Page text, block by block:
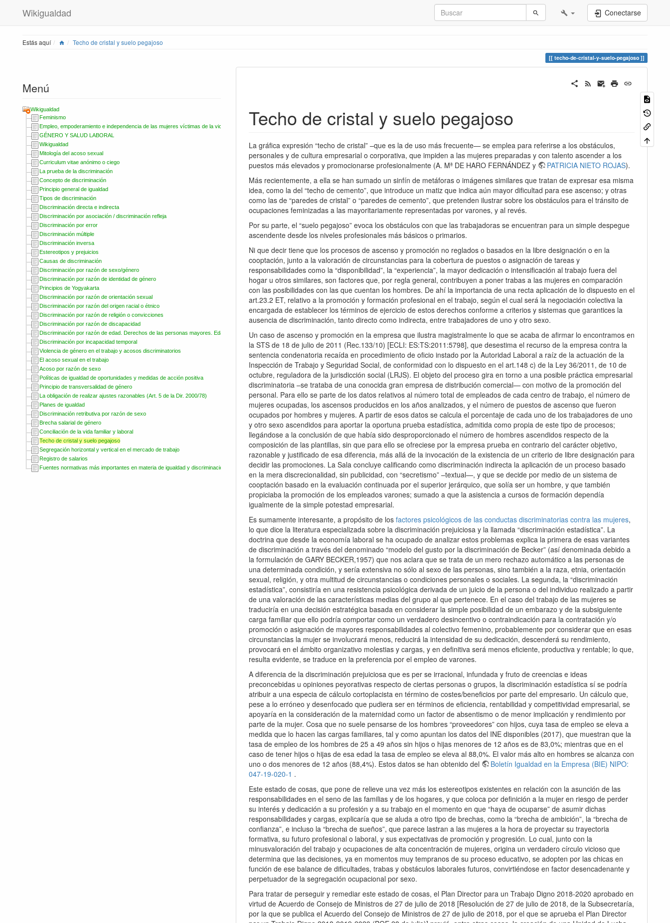
Wikigualdad Conectarse
Estás aquí HomeTecho de cristal y suelo pegajoso
techo-de-cristal-y-suelo-pegajoso
Menú
Wikigualdad
Feminismo
Empleo, empoderamiento e independencia de las mujeres víctimas de la violencia de género
GÉNERO Y SALUD LABORAL
Wikigualdad
Mitología del acoso sexual
Curriculum vitae anónimo o ciego
La prueba de la discriminación
Concepto de discriminación
Principio general de igualdad
Tipos de discriminación
Discriminación directa e indirecta
Discriminación por asociación / discriminación refleja
Discriminación por error
Discriminación múltiple
Discriminación inversa
Estereotipos y prejuicios
Causas de discriminación
Discriminación por razón de sexo/género
Discriminación por razón de identidad de género
Principios de Yogyakarta
Discriminación por razón de orientación sexual
Discriminación por razón del origen racial o étnico
Discriminación por razón de religión o convicciones
Discriminación por razón de discapacidad
Discriminación por razón de edad. Derechos de las personas mayores. Edadismo
Discriminación por incapacidad temporal
Violencia de género en el trabajo y acosos discriminatorios
El acoso sexual en el trabajo
Acoso por razón de sexo
Políticas de igualdad de oportunidades y medidas de acción positiva
Principio de transversalidad de género
La obligación de realizar ajustes razonables (Art. 5 de la Dir. 2000/78)
Planes de igualdad
Discriminación retributiva por razón de sexo
Brecha salarial de género
Conciliación de la vida familiar y laboral
Techo de cristal y suelo pegajoso
Segregación horizontal y vertical en el mercado de trabajo
Registro de salarios
Fuentes normativas más importantes en materia de igualdad y discriminación
Techo de cristal y suelo pegajoso
La gráfica expresión “techo de cristal” –que es la de uso más frecuente— se emplea para referirse a los obstáculos,
personales y de cultura empresarial o corporativa, que impiden a las mujeres preparadas y con talento ascender a los
puestos más elevados y promocionarse profesionalmente (A. Mª DE HARO FERNÁNDEZ y
PATRICIA NIETO ROJAS).
Más recientemente, a ella se han sumado un sinfín de metáforas o imágenes similares que tratan de expresar esa misma
idea, como la del “techo de cemento”, que introduce un matiz que indica aún mayor dificultad para ese ascenso; y otras
como las de “paredes de cristal” o “paredes de cemento”, que pretenden ilustrar sobre los obstáculos para el tránsito de
ocupaciones feminizadas a las mayoritariamente representadas por varones, y al revés.
Por su parte, el “suelo pegajoso” evoca los obstáculos con que las trabajadoras se encuentran para un simple despegue
ascendente desde los niveles profesionales más básicos o primarios.
Ni que decir tiene que los procesos de ascenso y promoción no reglados o basados en la libre designación o en la
cooptación, junto a la valoración de circunstancias para la cobertura de puestos o asignación de tareas y
responsabilidades como la “disponibilidad”, la “experiencia”, la mayor dedicación o intensificación al trabajo fuera del
hogar u otros similares, son factores que, por regla general, contribuyen a poner trabas a las mujeres en comparación
con las posibilidades con las que cuentan los hombres. De ahí la importancia de una recta aplicación de lo dispuesto en el
art.23.2 ET, relativo a la promoción y formación profesional en el trabajo, según el cual será la negociación colectiva la
encargada de establecer los términos de ejercicio de estos derechos conforme a criterios y sistemas que garantices la
ausencia de discriminación, tanto directo como indirecta, entre trabajadores de uno y otro sexo.
Un caso de ascenso y promoción en la empresa que ilustra magistralmente lo que se acaba de afirmar lo encontramos en
la STS de 18 de julio de 2011 (Rec.133/10) [ECLI: ES:TS:2011:5798], que desestima el recurso de la empresa contra la
sentencia condenatoria recaída en procedimiento de oficio instado por la Autoridad Laboral a raíz de la actuación de la
Inspección de Trabajo y Seguridad Social, de conformidad con lo dispuesto en el art.148 c) de la Ley 36/2011, de 10 de
octubre, reguladora de la jurisdicción social (LRJS). El objeto del proceso gira en torno a una posible práctica empresarial
discriminatoria –se trataba de una conocida gran empresa de distribución comercial— con motivo de la promoción del
personal. Para ello se parte de los datos relativos al número total de empleados de cada centro de trabajo, el número de
mujeres ocupadas, los ascensos producidos en los años analizados, y el número de puestos de ascenso que fueron
ocupados por hombres y mujeres. A partir de esos datos se calcula el porcentaje de cada uno de los trabajadores de uno
y otro sexo ascendidos para aportar la oportuna prueba estadística, admitida como propia de este tipo de procesos;
llegándose a la conclusión de que había sido desproporcionado el número de hombres ascendidos respecto de la
composición de las plantillas, sin que para ello se ofreciese por la empresa prueba en contrario del carácter objetivo,
razonable y justificado de esa diferencia, más allá de la invocación de la existencia de un criterio de libre designación para
decidir las promociones. La Sala concluye calificando como discriminación indirecta la aplicación de un proceso basado
en la mera discrecionalidad, sin publicidad, con “secretismo” –textual—, y que se decide por medio de un sistema de
cooptación basado en la evaluación continuada por el superior jerárquico, que solía ser un hombre, y que también
propiciaba la promoción de los empleados varones; sumado a que la asistencia a cursos de formación dependía
igualmente de la simple potestad empresarial.
Es sumamente interesante, a propósito de los factores psicológicos de las conductas discriminatorias contra las mujeres,
lo que dice la literatura especializada sobre la discriminación prejuiciosa y la llamada “discriminación estadística”. La
doctrina que desde la economía laboral se ha ocupado de analizar estos problemas explica la primera de esas variantes
de discriminación a través del denominado “modelo del gusto por la discriminación de Becker” (así denominada debido a
la formulación de GARY BECKER,1957) que nos aclara que se trata de un mero rechazo automático a las personas de
una determinada condición, y sería extensiva no sólo al sexo de las personas, sino también a la raza, etnia, orientación
sexual, religión, y otra multitud de circunstancias o condiciones personales o sociales. La segunda, la “discriminación
estadística”, consistiría en una resistencia psicológica derivada de un juicio de la persona o del individuo realizado a partir
de una valoración de las características medias del grupo al que pertenece. En el caso del trabajo de las mujeres se
traduciría en una decisión estratégica basada en considerar la simple posibilidad de un embarazo y de la subsiguiente
carga familiar que ello podría comportar como un verdadero desincentivo o contraindicación para la contratación y/o
promoción o asignación de mayores responsabilidades al colectivo femenino, probablemente por considerar que en esas
circunstancias la mujer se involucrará menos, reducirá la intensidad de su dedicación, descenderá su rendimiento,
provocará en el ámbito organizativo molestias y cargas, y en definitiva será menos eficiente, productiva y rentable; lo que,
resulta evidente, se traduce en la preferencia por el empleo de varones.
A diferencia de la discriminación prejuiciosa que es per se irracional, infundada y fruto de creencias e ideas
preconcebidas u opiniones peyorativas respecto de ciertas personas o grupos, la discriminación estadística sí se podría
atribuir a una especia de cálculo cortoplacista en término de costes/beneficios por parte del empresario. Un cálculo que,
pese a lo erróneo y desenfocado que pudiera ser en términos de eficiencia, rentabilidad y competitividad empresarial, se
apoyaría en la consideración de la maternidad como un factor de absentismo o de menor implicación y rendimiento por
parte de la mujer. Cosa que no suele pensarse de los hombres “proveedores” con hijos, cuya tasa de empleo se eleva a
medida que lo hacen las cargas familiares, tal y como apuntan los datos del INE disponibles (2017), que muestran que la
tasa de empleo de los hombres de 25 a 49 años sin hijos o hijas menores de 12 años es de 83,0%; mientras que en el
caso de tener hijos o hijas de esa edad la tasa de empleo se eleva al 88,0%. El valor más alto en hombres se alcanza con
uno o dos menores de 12 años (88,4%). Estos datos se han obtenido del
Boletín Igualdad en la Empresa (BIE) NIPO:
047-19-020-1 .
Este estado de cosas, que pone de relieve una vez más los estereotipos existentes en relación con la asunción de las
responsabilidades en el seno de las familias y de los hogares, y que coloca por definición a la mujer en riesgo de perder
su interés y dedicación a su profesión y a su trabajo en el momento en que “haya de ocuparse” de asumir dichas
responsabilidades y cargas, explicaría que se aluda a otro tipo de brechas, como la “brecha de ambición”, la “brecha de
confianza”, e incluso la “brecha de sueños”, que parece lastran a las mujeres a la hora de proyectar su trayectoria
formativa, su futuro profesional o laboral, y sus expectativas de promoción y progresión. Lo cual, junto con la
minusvaloración del trabajo y ocupaciones de alta concentración de mujeres, origina un verdadero círculo vicioso que
determina que las decisiones, ya en momentos muy tempranos de su proceso educativo, se adopten por las chicas en
función de ese balance de dificultades, trabas y obstáculos laborales futuros, convirtiéndose en factor desencadenante y
perpetuador de la segregación ocupacional por sexo.
Para tratar de perseguir y remediar este estado de cosas, el Plan Director para un Trabajo Digno 2018-2020 aprobado en
virtud de Acuerdo de Consejo de Ministros de 27 de julio de 2018 [Resolución de 27 de julio de 2018, de la Subsecretaría,
por la que se publica el Acuerdo del Consejo de Ministros de 27 de julio de 2018, por el que se aprueba el Plan Director